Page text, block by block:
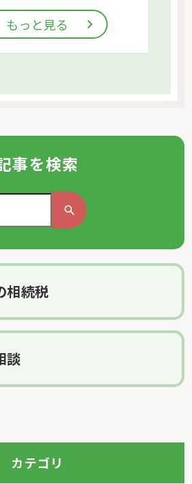
もっと見る
事を検索
相続税
談
カテゴリ